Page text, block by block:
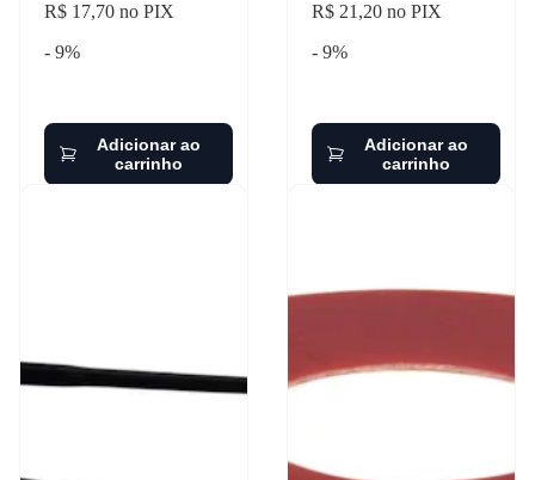
R$ 17,70 no PIX
- 9%
Adicionar ao
carrinho
R$ 21,20 no PIX
- 9%
Adicionar ao
carrinho